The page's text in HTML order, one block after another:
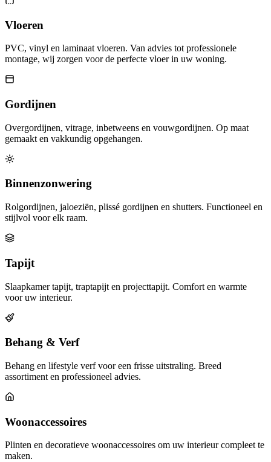
Vloeren
PVC, vinyl en laminaat vloeren. Van advies tot professionele
montage, wij zorgen voor de perfecte vloer in uw woning.
Gordijnen
Overgordijnen, vitrage, inbetweens en vouwgordijnen. Op maat
gemaakt en vakkundig opgehangen.
Binnenzonwering
Rolgordijnen, jaloeziën, plissé gordijnen en shutters. Functioneel en
stijlvol voor elk raam.
Tapijt
Slaapkamer tapijt, traptapijt en projecttapijt. Comfort en warmte
voor uw interieur.
Behang & Verf
Behang en lifestyle verf voor een frisse uitstraling. Breed
assortiment en professioneel advies.
Woonaccessoires
Plinten en decoratieve woonaccessoires om uw interieur compleet te
maken.